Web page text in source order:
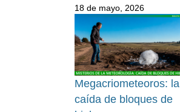
18 de mayo, 2026
Megacriometeoros: la
caída de bloques de